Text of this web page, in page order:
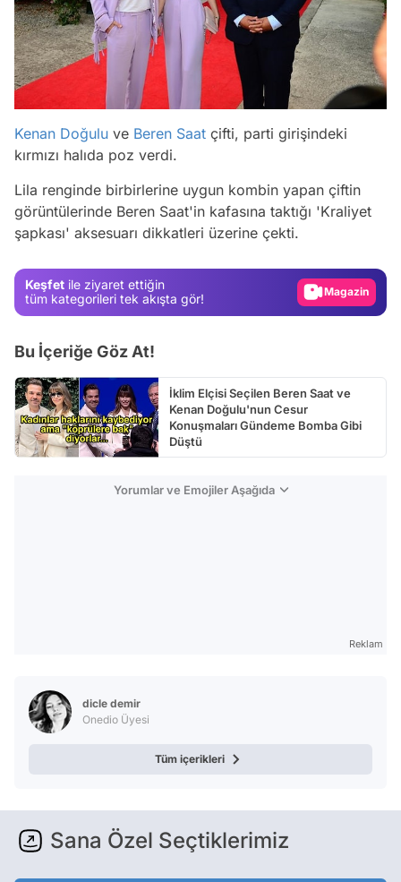
Kenan Doğulu ve Beren Saat çifti, parti girişindeki
kırmızı halıda poz verdi.
Lila renginde birbirlerine uygun kombin yapan çiftin
görüntülerinde Beren Saat'in kafasına taktığı 'Kraliyet
şapkası' aksesuarı dikkatleri üzerine çekti.
Keşfet ile ziyaret ettiğin
tüm kategorileri tek akışta gör!
Video
Magazin
Bu İçeriğe Göz At!
İklim Elçisi Seçilen Beren Saat ve
Kenan Doğulu'nun Cesur
Konuşmaları Gündeme Bomba Gibi
Düştü
Yorumlar ve Emojiler Aşağıda
Reklam
dicle demir
Onedio Üyesi
Tüm içerikleri
Sana Özel Seçtiklerimiz